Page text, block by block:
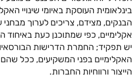
העוסקת באיומי שינויי
מצידם, צריכים לערוך מבחני
כפי שמתוכנן כעת באיחוד
החמרת הדרישות הבורסאיות
בפני המשקיעים, ככל שהם
ורווחיות החברות.